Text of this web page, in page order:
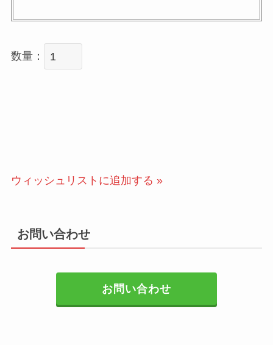
数量：
ウィッシュリストに追加する »
お問い合わせ
お問い合わせ